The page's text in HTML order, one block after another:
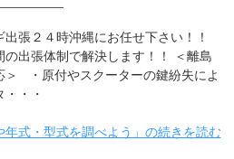
張２４時沖縄にお任せ下さい！！
出張体制で解決します！！ ＜離島
＞ ・原付やスクーターの鍵紛失によ
・・
年式・型式を調べよう」の続きを読む